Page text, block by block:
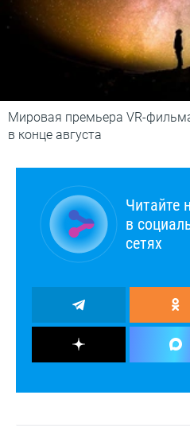
Мировая премьера VR-
в конце августа
Читайте
в
сетях